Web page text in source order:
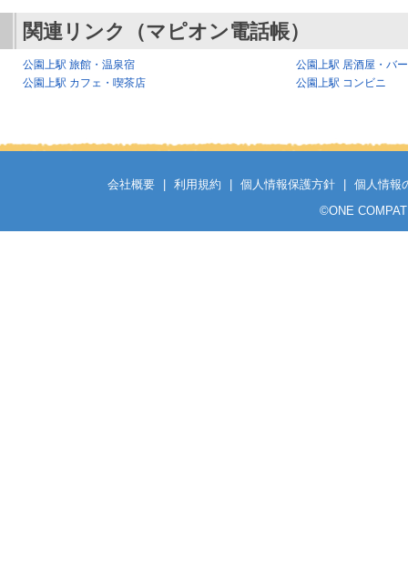
関連リンク（マピオン電話帳）
公園上駅 旅館・温泉宿
公園上駅 居酒屋・バ
公園上駅 カフェ・喫茶店
公園上駅 コンビニ
会社概要 利用規約 個人情報保護方針
個人情報
©ONE